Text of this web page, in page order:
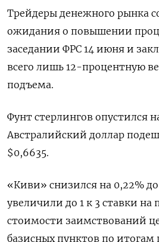
Трейдеры денежного рынка
ожидания о повышении
заседании ФРС 14 июня и
всего лишь 12-процентную
подъема.
Фунт стерлингов опустился
Австралийский доллар
$0,6635​.
«Киви» снизился на 0,22%
увеличили до 1 к 3 ставки
стоимости заимствований
базисных пунктов по итогам